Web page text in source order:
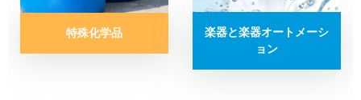
特殊化学品
楽器と楽器オートメーシ
ョン